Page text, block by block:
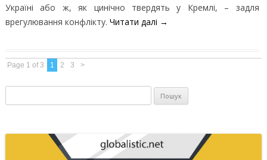
Україні або ж, як цинічно твердять у Кремлі, – задля
врегулювання конфлікту. Читати далі →
Page 1 of 3 1 2 3 >